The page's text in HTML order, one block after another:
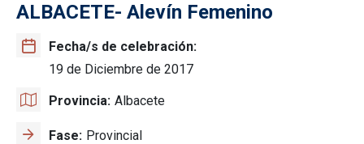
ALBACETE- Alevín Femenino
Fecha/s de celebración
19 de Diciembre de 2017
Provincia Albacete
Fase Provincial